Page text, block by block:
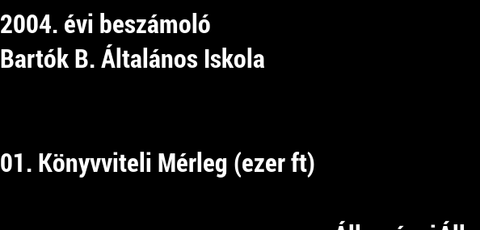
2004. évi beszámoló
Bartók B. Általános Iskola
01. Könyvviteli Mérleg (ezer ft)